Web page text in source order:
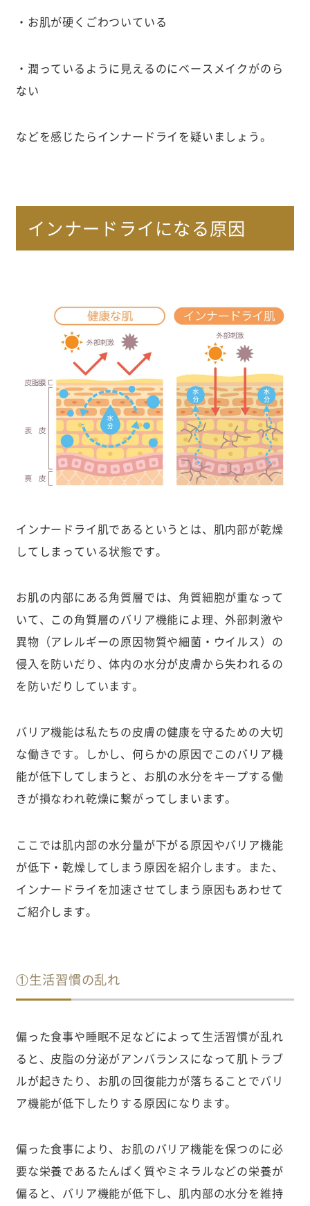
・お肌が硬くごわついている
・潤っているように見えるのにベースメイクがのら
ない
などを感じたらインナードライを疑いましょう。
インナードライになる原因
インナードライ肌であるというとは、肌内部が乾燥
してしまっている状態です。
お肌の内部にある角質層では、角質細胞が重なって
いて、この角質層のバリア機能によ理、外部刺激や
異物（アレルギーの原因物質や細菌・ウイルス）の
侵入を防いだり、体内の水分が皮膚から失われるの
を防いだりしています。
バリア機能は私たちの皮膚の健康を守るための大切
な働きです。しかし、何らかの原因でこのバリア機
能が低下してしまうと、お肌の水分をキープする働
きが損なわれ乾燥に繋がってしまいます。
ここでは肌内部の水分量が下がる原因やバリア機能
が低下・乾燥してしまう原因を紹介します。また、
インナードライを加速させてしまう原因もあわせて
ご紹介します。
①生活習慣の乱れ
偏った食事や睡眠不足などによって生活習慣が乱れ
ると、皮脂の分泌がアンバランスになって肌トラブ
ルが起きたり、お肌の回復能力が落ちることでバリ
ア機能が低下したりする原因になります。
偏った食事により、お肌のバリア機能を保つのに必
要な栄養であるたんぱく質やミネラルなどの栄養が
偏ると、バリア機能が低下し、肌内部の水分を維持